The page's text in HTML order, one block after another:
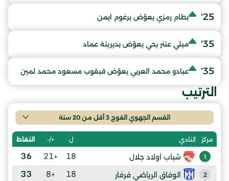
25' بطام رمزي يعوّض برغوم ايمن
35' ميلي عنتر يحي يعوّض بديرينة عماد
35' عبادو محمد العربي يعوّض قبقوب مسعود محمد لمين
الترتيب
القسم الجهوي الفوج 3 أقل من 20 سنة
مركز النادي ل +/- النقاط
1 شباب اولاد جلال 18
+21
36
2 الوفاق الرياضي فرفار 18
+8
33